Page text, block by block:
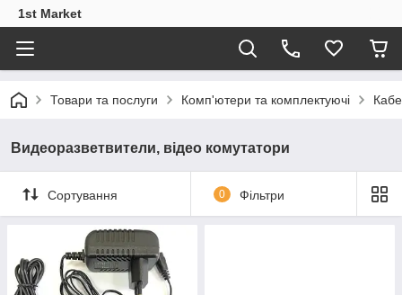
1st Market
Товари та послуги Комп'ютери та комплектуючі
Видеоразветвители, відео комутатори
Сортування 0 Фільтри